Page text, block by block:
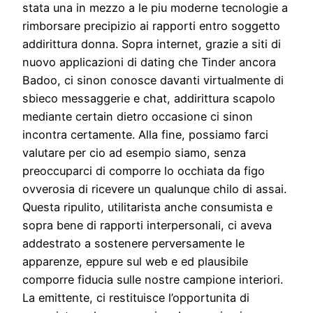
stata una in mezzo a le piu moderne tecnologie a
rimborsare precipizio ai rapporti entro soggetto
addirittura donna. Sopra internet, grazie a siti di
nuovo applicazioni di dating che Tinder ancora
Badoo, ci sinon conosce davanti virtualmente di
sbieco messaggerie e chat, addirittura scapolo
mediante certain dietro occasione ci sinon
incontra certamente. Alla fine, possiamo farci
valutare per cio ad esempio siamo, senza
preoccuparci di comporre lo occhiata da figo
ovverosia di ricevere un qualunque chilo di assai.
Questa ripulito, utilitarista anche consumista e
sopra bene di rapporti interpersonali, ci aveva
addestrato a sostenere perversamente le
apparenze, eppure sul web e ed plausibile
comporre fiducia sulle nostre campione interiori.
La emittente, ci restituisce l’opportunita di